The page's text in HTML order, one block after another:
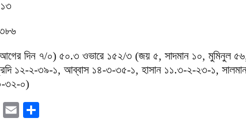
(আগের দিন ৭/০) ৫০.৩ ওভারে ১৫২/৩ (জয় ৫, সাদমান ১০, মুমিনুল
১২-২-৩৯-১, আব্বাস ১৪-৩-৩৫-১, হাসান ১১.৩-২-২৩-১,
৩২-০)
TwitterEmail